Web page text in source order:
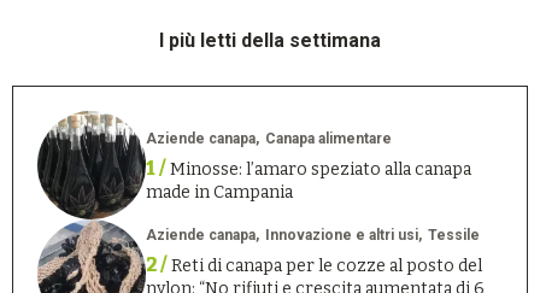
I più letti della settimana
Aziende canapa Canapa alimentare
1 /Minosse: l’amaro speziato alla canapa
made in Campania
Aziende canapa Innovazione e altri usi Tessile
2 /Reti di canapa per le cozze al posto del